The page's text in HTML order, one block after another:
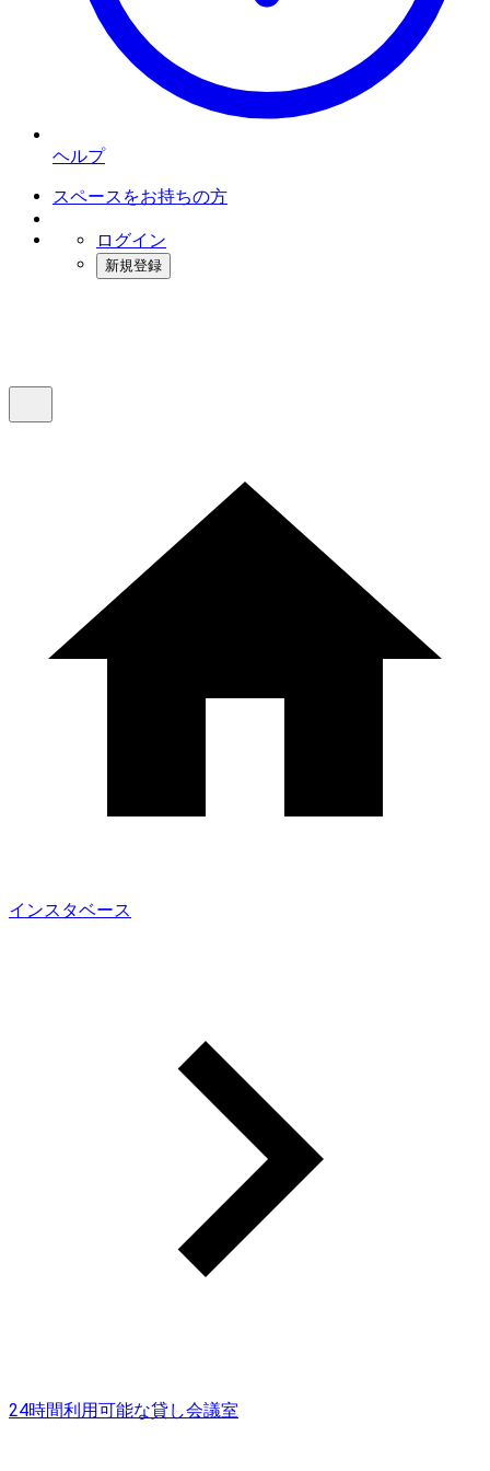
ヘルプ
スペースをお持ちの方
ログイン
新規登録
インスタベース
24時間利用可能な貸し会議室